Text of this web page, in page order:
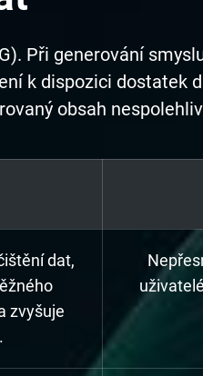
Při generování
k dispozici dostatek
obsah
dat,
zvyšuje